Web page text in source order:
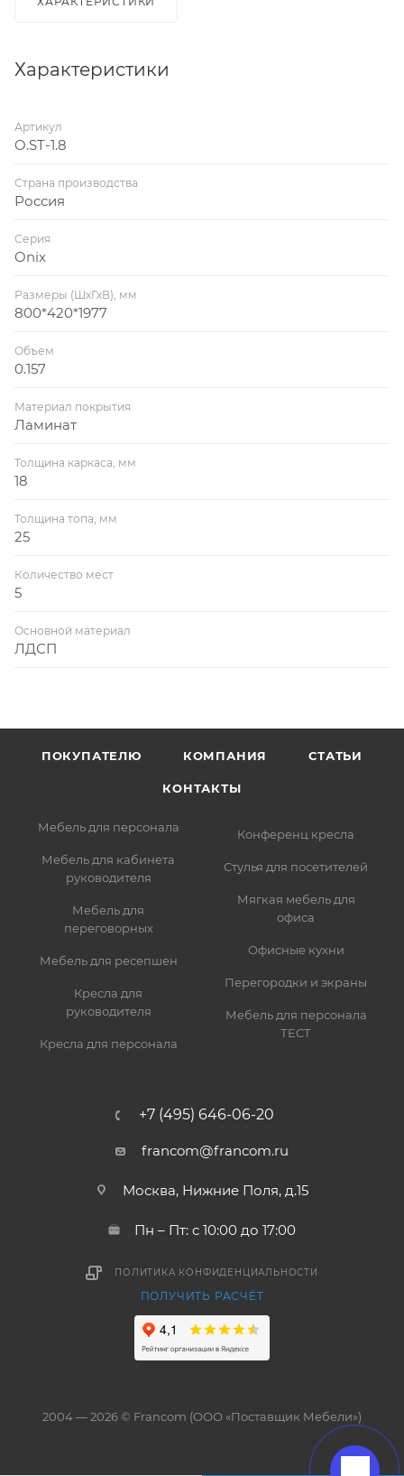
Характеристики
Артикул
O.ST-1.8
Страна производства
Россия
Серия
Onix
Размеры (ШхГхВ), мм
800*420*1977
Объем
0.157
Материал покрытия
Ламинат
Толщина каркаса, мм
18
Толщина топа, мм
25
Количество мест
5
Основной материал
ЛДСП
ПОКУПАТЕЛЮ КОМПАНИЯ СТАТЬИ
КОНТАКТЫ
Мебель для персонала
Мебель для кабинета
руководителя
Мебель для
переговорных
Мебель для ресепшен
Кресла для
руководителя
Кресла для персонала
Конференц кресла
Стулья для посетителей
Мягкая мебель для
офиса
Офисные кухни
Перегородки и экраны
Мебель для персонала
ТЕСТ
+7 (495) 646-06-20
francom@francom.ru
Москва, Нижние Поля, д.15
Пн – Пт: с 10:00 до 17:00
ПОЛИТИКА КОНФИДЕНЦИАЛЬНОСТИ
ПОЛУЧИТЬ РАСЧЁТ
2004 — 2026 © Francom (ООО «Поставщик Мебели»)